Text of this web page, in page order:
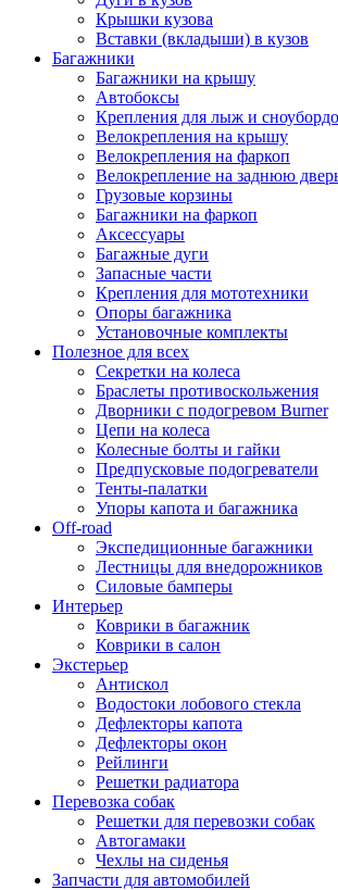
Крышки кузова
Вставки (вкладыши) в кузов
Багажники
Багажники на крышу
Автобоксы
Крепления для лыж и
Велокрепления на крышу
Велокрепления на фаркоп
Велокрепление на заднюю
Грузовые корзины
Багажники на фаркоп
Аксессуары
Багажные дуги
Запасные части
Крепления для мототехники
Опоры багажника
Установочные комплекты
Полезное для всех
Секретки на колеса
Браслеты противоскольжения
Дворники с подогревом Burner
Цепи на колеса
Колесные болты и гайки
Предпусковые подогреватели
Тенты-палатки
Упоры капота и багажника
Off-road
Экспедиционные багажники
Лестницы для внедорожников
Силовые бамперы
Интерьер
Коврики в багажник
Коврики в салон
Экстерьер
Антискол
Водостоки лобового стекла
Дефлекторы капота
Дефлекторы окон
Рейлинги
Решетки радиатора
Перевозка собак
Решетки для перевозки собак
Автогамаки
Чехлы на сиденья
Запчасти для автомобилей